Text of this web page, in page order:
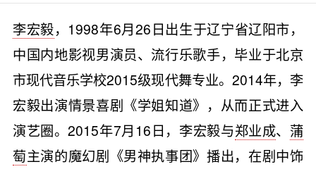
李宏毅，1998年6月26日出生于辽宁省辽阳市，
中国内地影视男演员、流行乐歌手，毕业于北京
市现代音乐学校2015级现代舞专业。2014年，李
宏毅出演情景喜剧《学姐知道》，从而正式进入
演艺圈。2015年7月16日，李宏毅与郑业成、 蒲
萄主演的魔幻剧《男神执事团》播出，在剧中饰